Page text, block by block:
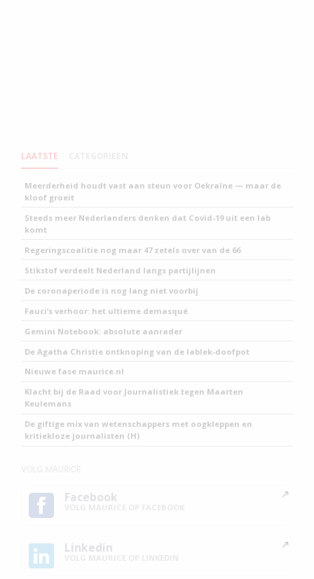
LAATSTE
Meerderheid houdt vast aan steun voor Oekraïne — maar de
kloof groeit
Steeds meer Nederlanders denken dat Covid-19 uit een lab
komt
Regeringscoalitie nog maar 47 zetels over van de 66
Stikstof verdeelt Nederland langs partijlijnen
De coronaperiode is nog lang niet voorbij
Fauci’s verhoor: het ultieme demasqué
Gemini Notebook: absolute aanrader
De Agatha Christie ontknoping van de lablek-doofpot
Nieuwe fase maurice.nl
Klacht bij de Raad voor Journalistiek tegen Maarten
Keulemans
De giftige mix van wetenschappers met oogkleppen en
kritiekloze journalisten (H)
Facebook
Linkedin